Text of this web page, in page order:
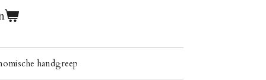
handgreep